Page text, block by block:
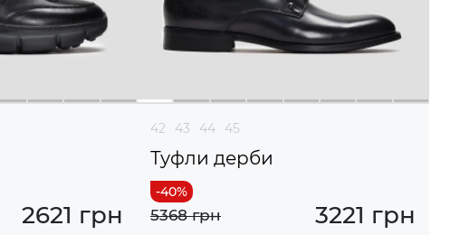
2621 грн
42 43 44 45
Туфли дерби
3221 грн
5368 грн